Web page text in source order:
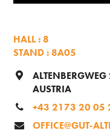
HALL : 8
STAND : 8A05
AUSTRIA
+43 2173 20 05
OFFICE@GUT-